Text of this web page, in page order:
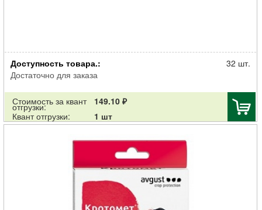
Родентицид Рубит от крыс и мышей мумифиц. приманка тесто
брикет ТРИКОТА 350г
Доступность товара.:
Достаточно для заказа
32 шт.
Стоимость за квант
отгрузки:
149.10 ₽
Квант отгрузки:
1 шт